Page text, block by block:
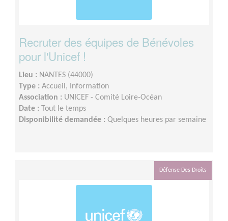
Recruter des équipes de Bénévoles
pour l'Unicef !
Lieu : NANTES (44000)
Type : Accueil, Information
Association : UNICEF - Comité Loire-Océan
Date :
Tout le temps
Disponibilité demandée : Quelques heures par semaine
Défense Des Droits